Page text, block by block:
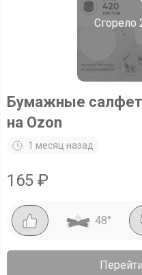
Сгорело
Бумажные
на Ozon
1 месяц назад
165 ₽
48°